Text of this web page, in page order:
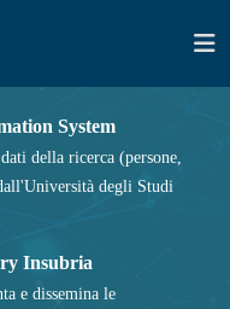
System
della ricerca (persone,
degli Studi
Insubria
e dissemina le